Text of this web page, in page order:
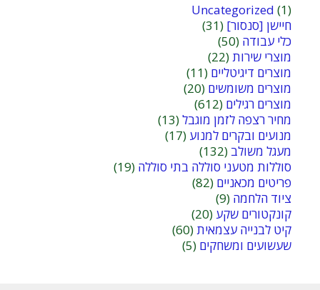
Uncategorized (1)
חיישן [סנסור] (31)
כלי עבודה (50)
מוצרי שירות(22)
מוצרים דיגיטליים (11)
מוצרים משומשים (20)
מוצרים רגילים (612)
מחיר רצפה לזמן מוגבל(13)
מנועים ובקרים למנוע (17)
מעגל משולב (132)
סוללות מטעני סוללה בתי סוללה (19)
פריטים מכאניים (82)
ציוד הלחמה (9)
קונקטורים שקע (20)
קיט לבנייה עצמאית(60)
שעשועים ומשחקים (5)